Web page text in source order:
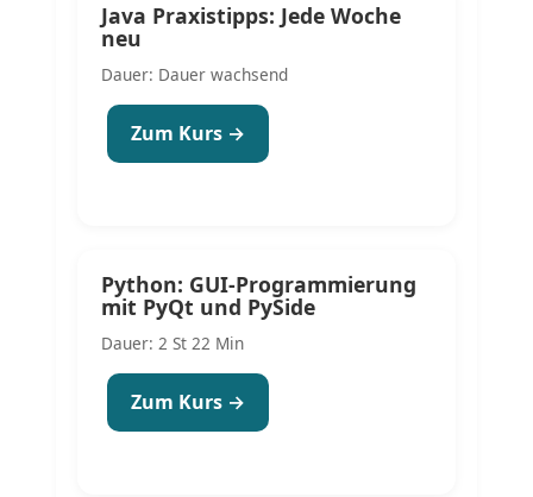
Java Praxistipps: Jede Woche
neu
Dauer: Dauer wachsend
Zum Kurs →
Python: GUI-Programmierung
mit PyQt und PySide
Dauer: 2 St 22 Min
Zum Kurs →